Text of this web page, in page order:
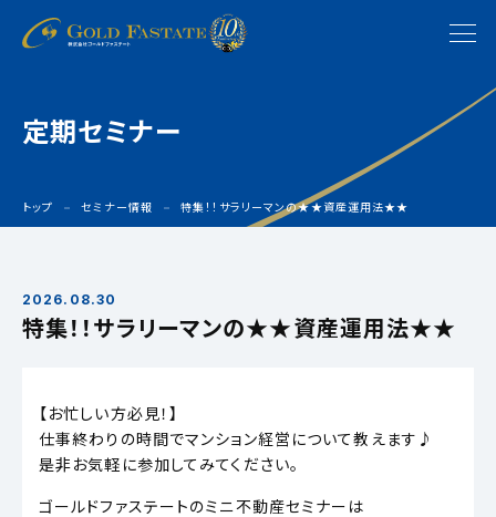
定期セミナー
トップ セミナー情報 特集！！サラリーマンの★★資産運用法★★
2026.08.30
特集！！サラリーマンの★★資産運用法★★
【お忙しい方必見！】
仕事終わりの時間でマンション経営について教えます♪
是非お気軽に参加してみてください。
ゴールドファステートのミニ不動産セミナーは